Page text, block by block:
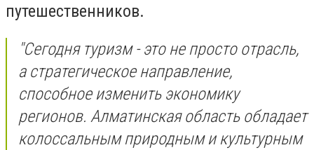
путешественников.
"Сегодня туризм - это не просто отрасль,
а стратегическое направление,
способное изменить экономику
регионов. Алматинская область обладает
колоссальным природным и культурным